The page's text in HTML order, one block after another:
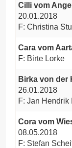
Cilli vom
20.01.2018
F: Christina
Cara vom
F: Birte Lorke
Birka von der
26.01.2018
F: Jan Hendrik
Cora vom
08.05.2018
F: Stefan